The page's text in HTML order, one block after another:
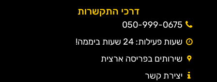
דרכי התקשרות
050-999-0675
שעות פעילות: 24 שעות ביממה!
שירותים בפריסה ארצית
יצירת קשר